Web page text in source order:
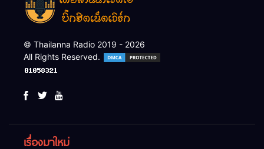
© Thailanna Radio 2019 - 2026
All Rights Reserved.
เรื่องมาใหม่